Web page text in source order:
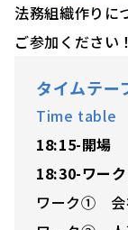
法務組織作りに
ご参加ください！
タイムテー
Time table
18:15-開場
18:30-ワー
ワーク① 会